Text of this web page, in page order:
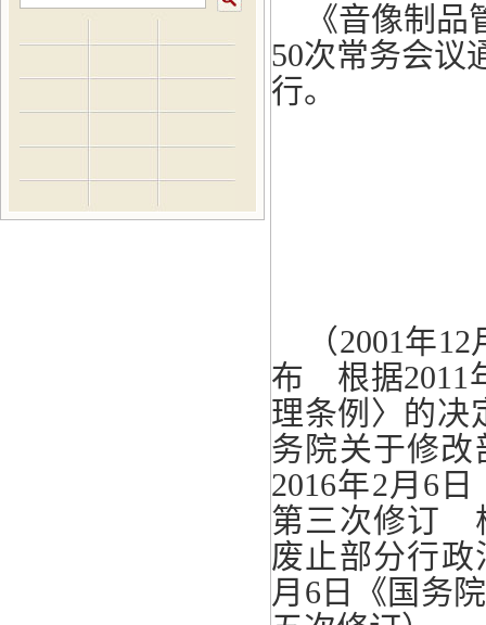
《音像制
50次常务会议
行。
（2001年
布 根据2011
理条例〉的决
务院关于修
2016年2月6
第三次修订
废止部分行
月6日《国务